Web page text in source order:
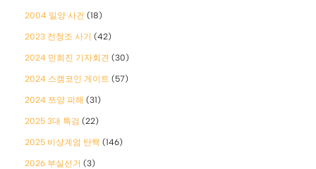
2004 밀양 사건 (18)
2023 전청조 사기 (42)
2024 민희진 기자회견 (30)
2024 스캠코인 게이트 (57)
2024 쯔양 피해 (31)
2025 3대 특검 (22)
2025 비상계엄 탄핵 (146)
2026 부실선거 (3)